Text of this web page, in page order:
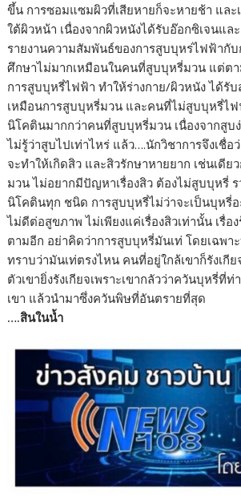
ขึ้น การซอมแซมผิวที่เสียหายก็จะหายช้า และ
ใต้ผิวหน้า เนื่องจากผิวหนังได้รับอ๊อกซิเจนแล
รายงานความสัมพันธ์ของการสูบบุหร่ไฟฟ้ากับ
ศึกษาไม่มากเหมือนในคนที่สูบบุหรี่มวน แต่ต
การสูบบุหรี่ไฟฟ้า ทำให้ร่างกาย/ผิวหนัง ได้รั
เหมือนการสูบบุหรี่มวน และคนที่ไม่สูบบุหรี่ไฟ
นิโคตินมากกว่าคนที่สูบบุหรี่มวน เนื่องจากสูบ
ไม่รู้ว่าสูบไปเท่าไหร่ แล้ว….นักวิชาการจึงเชื่
จะทำให้เกิดสิว และสิวรักษาหายยาก เช่นเดี
มวน ไม่อยากมีปัญหาเรื่องสิว ต้องไม่สูบบุหรี่
นิโคตินทุก ชนิด การสูบบุหรี่ไม่ว่าจะเป็นบุหรี่
ไม่ดีต่อสูขภาพ ไม่เพียงแค่เรื่องสิวเท่านั้น เรื่อ
ตามอีก อย่าคิดว่าการสูบบุหรี่มันเท่ โดยเฉพา
ทราบว่ามันเท่ตรงไหน คนที่อยู่ใกล้เขาก็รังเกี
ตัวเขายิ่งรังเกียจเพราะเขากลัวว่าควันบุหรี่ที่
เขา แล้วนำมาซึ่งควันพิษที่อันตรายที่สุด
….สินในน้ำ